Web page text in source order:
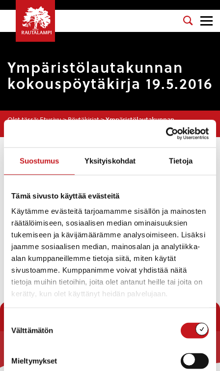
Suostumus Yksityiskohdat Tietoja
Tämä sivusto käyttää evästeitä
Käytämme evästeitä tarjoamamme sisällön ja mainosten
räätälöimiseen, sosiaalisen median ominaisuuksien
tukemiseen ja kävijämäärämme analysoimiseen. Lisäksi
jaamme sosiaalisen median, mainosalan ja analytiikka-
alan kumppaneillemme tietoja siitä, miten käytät
sivustoamme. Kumppanimme voivat yhdistää näitä
tietoja muihin tietoihin, joita olet antanut heille tai joita on
kerätty, kun olet käyttänyt heidän palvelujaan.
valinta
Välttämätön
Mieltymykset
Ympäristölautakunnan
kokouspöytäkirja 19.5.2016
Olet tässä:Etusivu>Pöytäkirjat>Ympäristölautakunnan
Osasto : Ympäristölautakunta
Kokouspäivä: 19.5.2016
Esityslista:
joka koskee Rautalammin kylässä sijaitsevaa
Rauhankallio-tilaa RN:o 54:7
Päätöksen antaminen poikkeamishakemuksesta,
joka koskee Ihalaiskylässä sijaitsevaa Kalliolahti-
tilaa RN:o 3:100
Tiedoksiannot
Lataa pöytäkirja
Rautalammin kunta